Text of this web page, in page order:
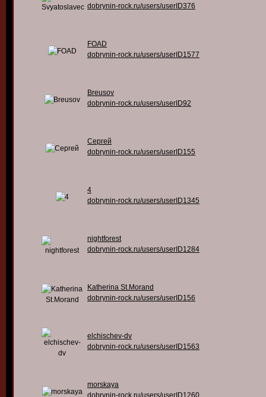
dobrynin-rock.ru/users/userID376
FOAD
dobrynin-rock.ru/users/userID1577
Breusov
dobrynin-rock.ru/users/userID92
Сергей
dobrynin-rock.ru/users/userID155
4
dobrynin-rock.ru/users/userID1345
nightforest
dobrynin-rock.ru/users/userID1284
Katherina St.Morand
dobrynin-rock.ru/users/userID156
elchischev-dv
dobrynin-rock.ru/users/userID1563
morskaya
dobrynin-rock.ru/users/userID1260